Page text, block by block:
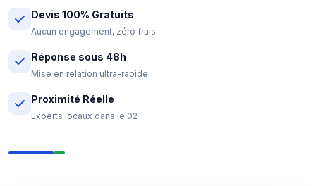
Devis 100% Gratuits
Aucun engagement, zéro frais
Réponse sous 48h
Mise en relation ultra-rapide
Proximité Réelle
Experts locaux dans le 02